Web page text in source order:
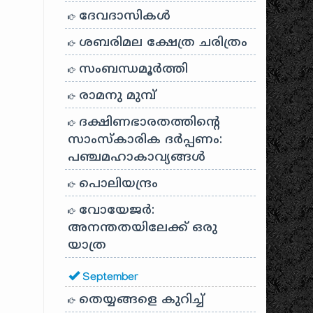
ദേവദാസികൾ
ശബരിമല ക്ഷേത്ര ചരിത്രം
സംബന്ധമൂർത്തി
രാമനു മുമ്പ്
ദക്ഷിണഭാരതത്തിൻ്റെ
സാംസ്കാരിക ദർപ്പണം:
പഞ്ചമഹാകാവ്യങ്ങൾ
പൊലിയന്ദ്രം
വോയേജർ:
അനന്തതയിലേക്ക് ഒരു
യാത്ര
September
തെയ്യങ്ങളെ കുറിച്ച്